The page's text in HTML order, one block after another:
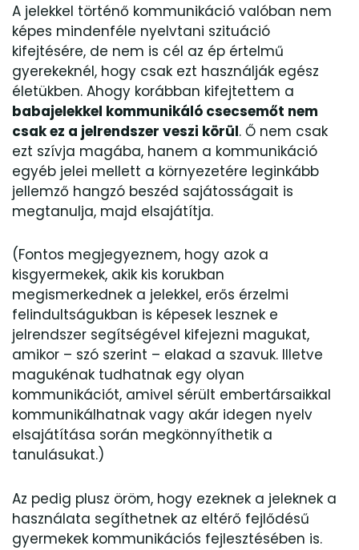
A jelekkel történő kommunikáció valóban nem
képes mindenféle nyelvtani szituáció
kifejtésére, de nem is cél az ép értelmű
gyerekeknél, hogy csak ezt használják egész
életükben. Ahogy korábban kifejtettem a
babajelekkel kommunikáló csecsemőt nem
csak ez a jelrendszer veszi körül. Ő nem csak
ezt szívja magába, hanem a kommunikáció
egyéb jelei mellett a környezetére leginkább
jellemző hangzó beszéd sajátosságait is
megtanulja, majd elsajátítja.
(Fontos megjegyeznem, hogy azok a
kisgyermekek, akik kis korukban
megismerkednek a jelekkel, erős érzelmi
felindultságukban is képesek lesznek e
jelrendszer segítségével kifejezni magukat,
amikor – szó szerint – elakad a szavuk. Illetve
magukénak tudhatnak egy olyan
kommunikációt, amivel sérült embertársaikkal
kommunikálhatnak vagy akár idegen nyelv
elsajátítása során megkönnyíthetik a
tanulásukat.)
Az pedig plusz öröm, hogy ezeknek a jeleknek a
használata segíthetnek az eltérő fejlődésű
gyermekek kommunikációs fejlesztésében is.